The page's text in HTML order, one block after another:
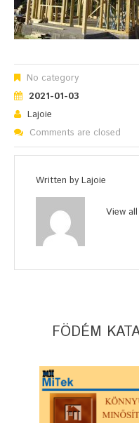
No category
2021-01-03
Lajoie
Comments are closed
Written by Lajoie
View
FÖDÉM